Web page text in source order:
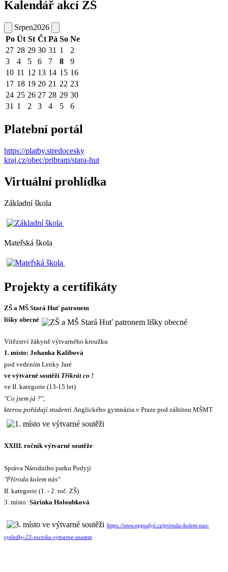
Kalendář akcí ZŠ
Srpen2026
Po Út St Čt Pá So Ne
27 28 29 30 31 1
2
3
4 5 6 7 8
9
10 11 12 13 14 15 16
17 18 19 20 21 22 23
24 25 26 27 28 29 30
31 1 2 3 4 5 6
Platební portál
https://platby.stredocesky
kraj.cz/obec/pribram/stara-hut
Virtuální prohlídka
Základní škola
Mateřská škola
Projekty a certifikáty
ZŠ a MŠ Stará Huť patronem
lišky obecné
Vítězství žákyně výtvarného kroužku
1. místo: Johanka Kalibová
pod vedením Lenky Jaré
ve výtvarné soutěži Třikrát co !
ve II. kategorie (13-15 let)
"Co jsem já ?",
kterou pořádají studenti Anglického gymnázia v Praze pod záštitou MŠMT
XXIII. ročník výtvarné soutěže
Správa Národního parku Podyjí
"Příroda kolem nás"
II. kategorie (1. - 2. roč. ZŠ)
3. místo: Sárinka Holoubková
https://www.nppodyji.cz/priroda-kolem-nas-
vysledky-23-rocniku-vytvarne-souteze